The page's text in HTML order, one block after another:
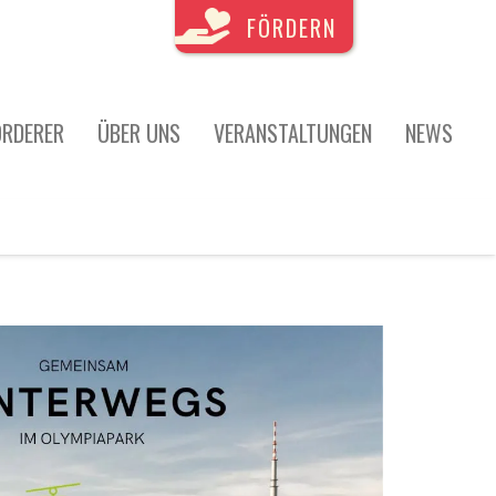
ÜBER UNS VERANSTALTUNGEN NEWS
FÖRDERN